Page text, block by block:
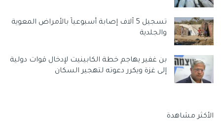
تسجيل 5 آلاف إصابة أسبوعياً بالأمراض المعوية
والجلدية
بن غفير يهاجم خطة الكابينيت لإدخال قوات دولية
إلى غزة ويكرر دعوته لتهجير السكان
الأكثر مشاهدة